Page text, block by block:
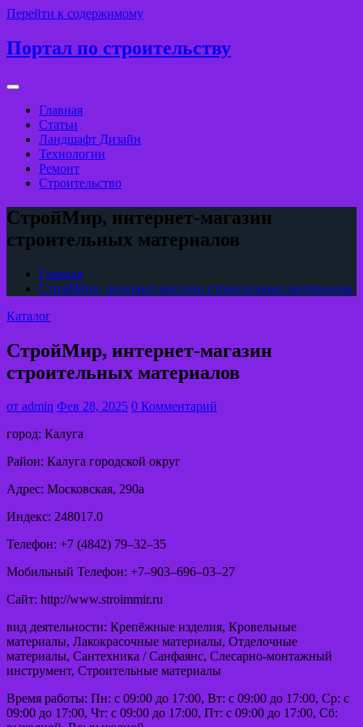
Перейти к содержимому
Портал по строительству
Главная
Статьи
Ландшафт Дизайн
Технологии
Ремонт
Строительство
СтройМир, интернет-магазин
строительных материалов
Главная
СтройМир, интернет-магазин строительных материалов
Каталог
СтройМир, интернет-магазин
строительных материалов
от admin Фев 28, 2025 0 Комментарий
город: Калуга
Район: Калуга городской округ
Адрес: Московская, 290а
Индекс: 248017.0
Телефон: +7 (4842) 79‒32‒35
Мобильный Телефон: +7‒903‒696‒03‒27
Сайт: http://www.stroimmir.ru
вид деятельности: Крепёжные изделия, Кровельные
материалы, Лакокрасочные материалы, Отделочные
материалы, Сантехника / Санфаянс, Слесарно-монтажный
инструмент, Строительные материалы
Время работы: Пн: с 09:00 до 17:00, Вт: с 09:00 до 17:00, Ср: с
09:00 до 17:00, Чт: с 09:00 до 17:00, Пт: с 09:00 до 17:00, Сб: